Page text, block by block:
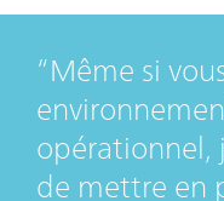
Même si
opérationnel,
de mettre en